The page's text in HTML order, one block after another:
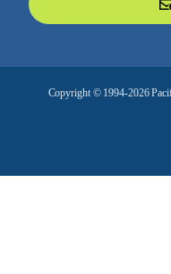
a
Copyright © 1994-2026